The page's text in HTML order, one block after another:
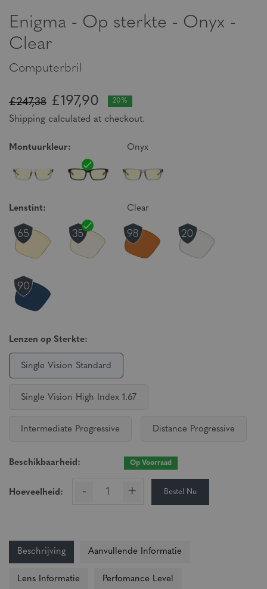
Enigma - Op sterkte - Onyx -
Clear
Computerbril
£247,38 £197,90 20%
Shipping calculated at checkout.
Montuurkleur: Onyx
Lenstint: Clear
Lenzen op Sterkte:
Single Vision Standard
Single Vision High Index 1.67
Intermediate Progressive Distance Progressive
Beschikbaarheid: Op Voorraad
Hoeveelheid: - + Bestel Nu
Beschrijving Aanvullende Informatie
Lens Informatie Perfomance Level